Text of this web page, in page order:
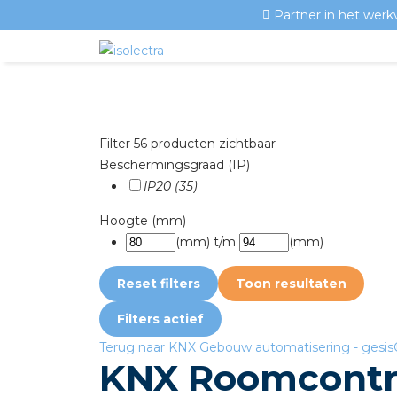
Filter 56 producten zichtbaar
Beschermingsgraad (IP)
IP20 (35)
Hoogte (mm)
(mm) t/m (mm)
Reset filters Toon resultaten
Filters actief
Terug naar KNX Gebouw automatisering -
KNX
Partner in het